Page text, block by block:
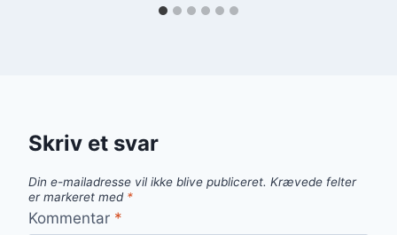
Skriv et svar
Din e-mailadresse vil ikke blive publiceret. Krævede felter
er markeret med *
Kommentar *